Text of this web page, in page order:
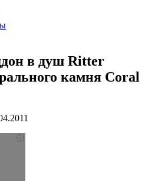
в душ Ritter
камня Coral